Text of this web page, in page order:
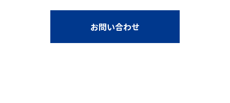
お問い合わせ